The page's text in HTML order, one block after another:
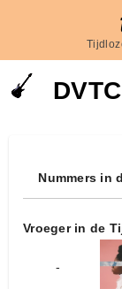
Nummers in
Vroeger in de
-